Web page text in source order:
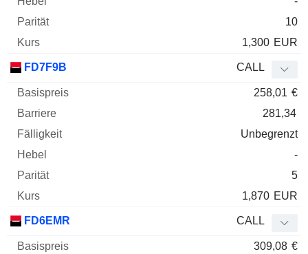
10
1,300 EUR
FD7F9B CALL
258,01 €
281,34
Unbegrenzt
-
5
1,870 EUR
FD6EMR CALL
309,08 €